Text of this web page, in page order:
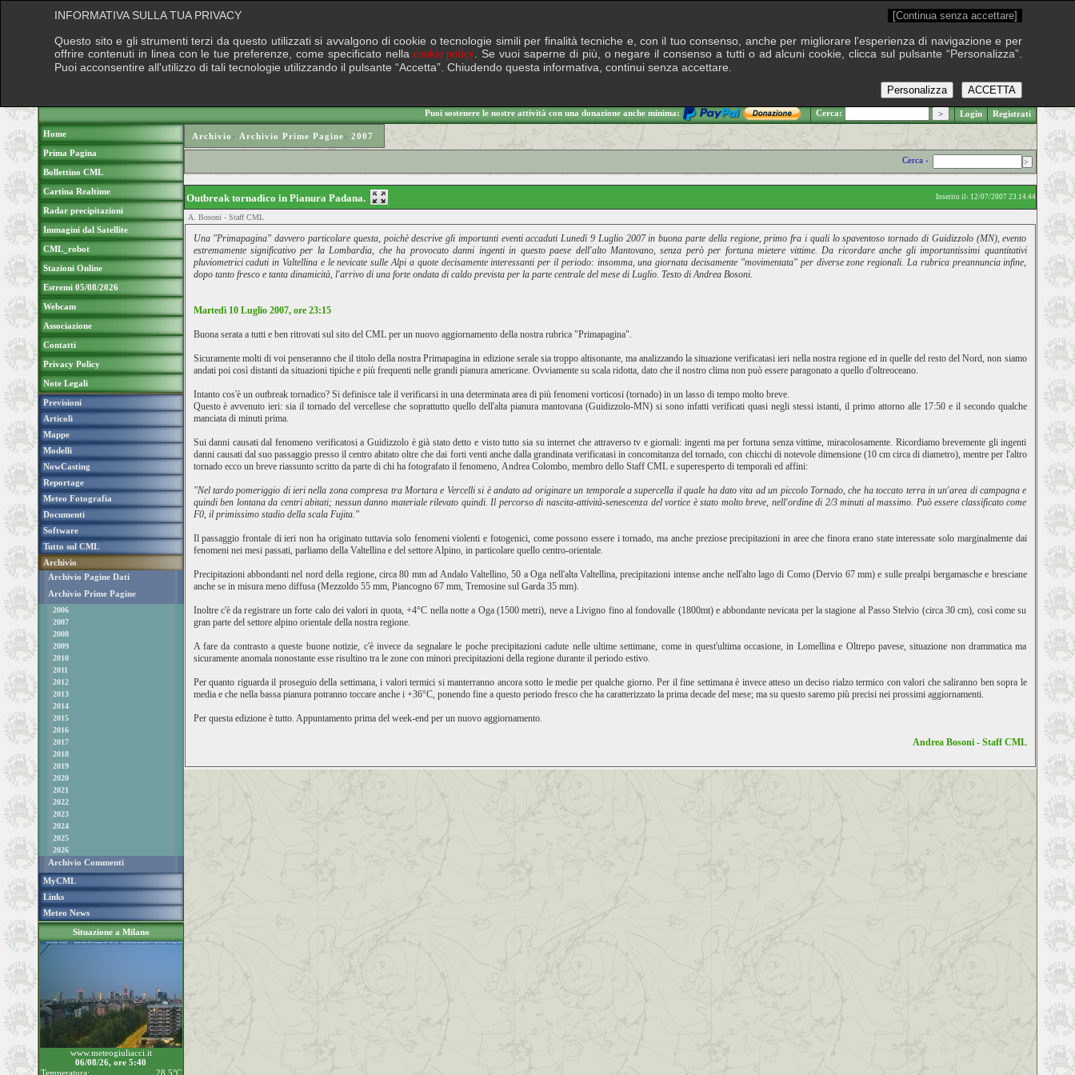
.: Giovedì 6 agosto 2026
Puoi sostenere le nostre attività con una donazione anche minima: Cerca: Login Registrati
Home
Prima Pagina
Bollettino CML
Cartina Realtime
Radar precipitazioni
Immagini dal Satellite
CML_robot
Stazioni Online
Estremi 05/08/2026
Webcam
Associazione
Contatti
Privacy Policy
Note Legali
Previsioni
Articoli
Mappe
Modelli
NowCasting
Reportage
Meteo Fotografia
Documenti
Software
Tutto sul CML
Archivio
Archivio Pagine Dati
Archivio Prime Pagine
2006
2007
2008
2009
2010
2011
2012
2013
2014
2015
2016
2017
2018
2019
2020
2021
2022
2023
2024
2025
2026
Archivio Commenti
MyCML
Links
Meteo News
Situazione a Milano
www.meteogiuliacci.it
06/08/26, ore 5:40
Temperatura:
28.5°C
Archivio › Archivio Prime Pagine› 2007
Cerca ›
Outbreak tornadico in Pianura Padana. Inserito il› 12/07/2007 23.14.44
A. Bosoni - Staff CML
Una "Primapagina" davvero particolare questa, poichè descrive gli importanti eventi accaduti Lunedì 9 Luglio 2007 in buona parte della regione, primo fra i quali lo spaventoso tornado di Guidizzolo (MN), evento
estremamente significativo per la Lombardia, che ha provocato danni ingenti in questo paese dell'alto Mantovano, senza però per fortuna mietere vittime. Da ricordare anche gli importantissimi quantitativi
pluviometrici caduti in Valtellina e le nevicate sulle Alpi a quote decisamente interessanti per il periodo: insomma, una giornata decisamente "movimentata" per diverse zone regionali. La rubrica preannuncia infine,
dopo tanto fresco e tanta dinamicità, l'arrivo di una forte ondata di caldo prevista per la parte centrale del mese di Luglio. Testo di Andrea Bosoni.
Martedì 10 Luglio 2007, ore 23:15
Buona serata a tutti e ben ritrovati sul sito del CML per un nuovo aggiornamento della nostra rubrica "Primapagina".
Sicuramente molti di voi penseranno che il titolo della nostra Primapagina in edizione serale sia troppo altisonante, ma analizzando la situazione verificatasi ieri nella nostra regione ed in quelle del resto del Nord, non siamo
andati poi così distanti da situazioni tipiche e più frequenti nelle grandi pianura americane. Ovviamente su scala ridotta, dato che il nostro clima non può essere paragonato a quello d'oltreoceano.
Intanto cos'è un outbreak tornadico? Si definisce tale il verificarsi in una determinata area di più fenomeni vorticosi (tornado) in un lasso di tempo molto breve.
Questo è avvenuto ieri: sia il tornado del vercellese che soprattutto quello dell'alta pianura mantovana (Guidizzolo-MN) si sono infatti verificati quasi negli stessi istanti, il primo attorno alle 17:50 e il secondo qualche
manciata di minuti prima.
Sui danni causati dal fenomeno verificatosi a Guidizzolo è già stato detto e visto tutto sia su internet che attraverso tv e giornali: ingenti ma per fortuna senza vittime, miracolosamente. Ricordiamo brevemente gli ingenti
danni causati dal suo passaggio presso il centro abitato oltre che dai forti venti anche dalla grandinata verificatasi in concomitanza del tornado, con chicchi di notevole dimensione (10 cm circa di diametro), mentre per l'altro
tornado ecco un breve riassunto scritto da parte di chi ha fotografato il fenomeno, Andrea Colombo, membro dello Staff CML e superesperto di temporali ed affini:
"Nel tardo pomeriggio di ieri nella zona compresa tra Mortara e Vercelli si è andato ad originare un temporale a supercella il quale ha dato vita ad un piccolo Tornado, che ha toccato terra in un'area di campagna e
quindi ben lontana da centri abitati; nessun danno materiale rilevato quindi. Il percorso di nascita-attività-senescenza del vortice è stato molto breve, nell'ordine di 2/3 minuti al massimo. Può essere classificato come
F0, il primissimo stadio della scala Fujita."
Il passaggio frontale di ieri non ha originato tuttavia solo fenomeni violenti e fotogenici, come possono essere i tornado, ma anche preziose precipitazioni in aree che finora erano state interessate solo marginalmente dai
fenomeni nei mesi passati, parliamo della Valtellina e del settore Alpino, in particolare quello centro-orientale.
Precipitazioni abbondanti nel nord della regione, circa 80 mm ad Andalo Valtellino, 50 a Oga nell'alta Valtellina, precipitazioni intense anche nell'alto lago di Como (Dervio 67 mm) e sulle prealpi bergamasche e bresciane
anche se in misura meno diffusa (Mezzoldo 55 mm, Piancogno 67 mm, Tremosine sul Garda 35 mm).
Inoltre c'è da registrare un forte calo dei valori in quota, +4°C nella notte a Oga (1500 metri), neve a Livigno fino al fondovalle (1800mt) e abbondante nevicata per la stagione al Passo Stelvio (circa 30 cm), così come su
gran parte del settore alpino orientale della nostra regione.
A fare da contrasto a queste buone notizie, c'è invece da segnalare le poche precipitazioni cadute nelle ultime settimane, come in quest'ultima occasione, in Lomellina e Oltrepo pavese, situazione non drammatica ma
sicuramente anomala nonostante esse risultino tra le zone con minori precipitazioni della regione durante il periodo estivo.
Per quanto riguarda il proseguio della settimana, i valori termici si manterranno ancora sotto le medie per qualche giorno. Per il fine settimana è invece atteso un deciso rialzo termico con valori che saliranno ben sopra le
media e che nella bassa pianura potranno toccare anche i +36°C, ponendo fine a questo periodo fresco che ha caratterizzato la prima decade del mese; ma su questo saremo più precisi nei prossimi aggiornamenti.
Per questa edizione è tutto. Appuntamento prima del week-end per un nuovo aggiornamento.
Andrea Bosoni - Staff CML
INFORMATIVA SULLA TUA PRIVACY [Continua senza accettare]
Questo sito e gli strumenti terzi da questo utilizzati si avvalgono di cookie o tecnologie simili per finalità tecniche e, con il tuo consenso, anche per migliorare l'esperienza di navigazione e per
offrire contenuti in linea con le tue preferenze, come specificato nella cookie policy . Se vuoi saperne di più, o negare il consenso a tutti o ad alcuni cookie, clicca sul pulsante “Personalizza”.
Puoi acconsentire all'utilizzo di tali tecnologie utilizzando il pulsante “Accetta”. Chiudendo questa informativa, continui senza accettare.
ACCETTA
Personalizza